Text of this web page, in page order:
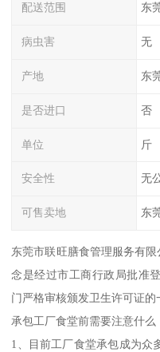
配送范围 东
病虫害 无
产地 东
是否进口 否
单位 斤
安全性 无
可售卖地 东
东莞市联旺膳食管理服务有
念是经过市工商行政局批准
门严格审核颁发卫生许可证的
承包工厂食堂前需要注意什么
1、目前工厂食堂承包成为众